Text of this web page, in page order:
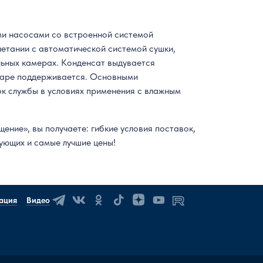
насосами со встроенной системой
с автоматической системой сушки,
камерах. Конденсат выдувается
поддерживается. Основными
службы в условиях применения с влажным
вы получаете: гибкие условия поставок,
и самые лучшие цены!
Видео